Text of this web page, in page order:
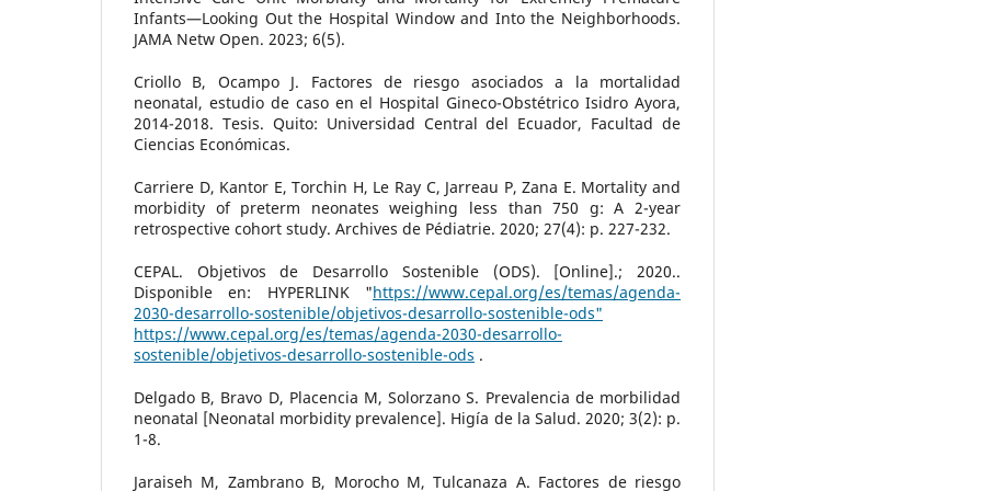
Infants—Looking Out the Hospital Window and Into the Neighborhoods.
JAMA Netw Open. 2023; 6(5).
Criollo B, Ocampo J. Factores de riesgo asociados a la mortalidad
neonatal, estudio de caso en el Hospital Gineco-Obstétrico Isidro Ayora,
2014-2018. Tesis. Quito: Universidad Central del Ecuador, Facultad de
Ciencias Económicas.
Carriere D, Kantor E, Torchin H, Le Ray C, Jarreau P, Zana E. Mortality and
morbidity of preterm neonates weighing less than 750 g: A 2-year
retrospective cohort study. Archives de Pédiatrie. 2020; 27(4): p. 227-232.
CEPAL. Objetivos de Desarrollo Sostenible (ODS). [Online].; 2020..
Disponible en: HYPERLINK "https://www.cepal.org/es/temas/agenda-
2030-desarrollo-sostenible/objetivos-desarrollo-sostenible-ods"
https://www.cepal.org/es/temas/agenda-2030-desarrollo-
sostenible/objetivos-desarrollo-sostenible-ods .
Delgado B, Bravo D, Placencia M, Solorzano S. Prevalencia de morbilidad
neonatal [Neonatal morbidity prevalence]. Higía de la Salud. 2020; 3(2): p.
1-8.
Jaraiseh M, Zambrano B, Morocho M, Tulcanaza A. Factores de riesgo